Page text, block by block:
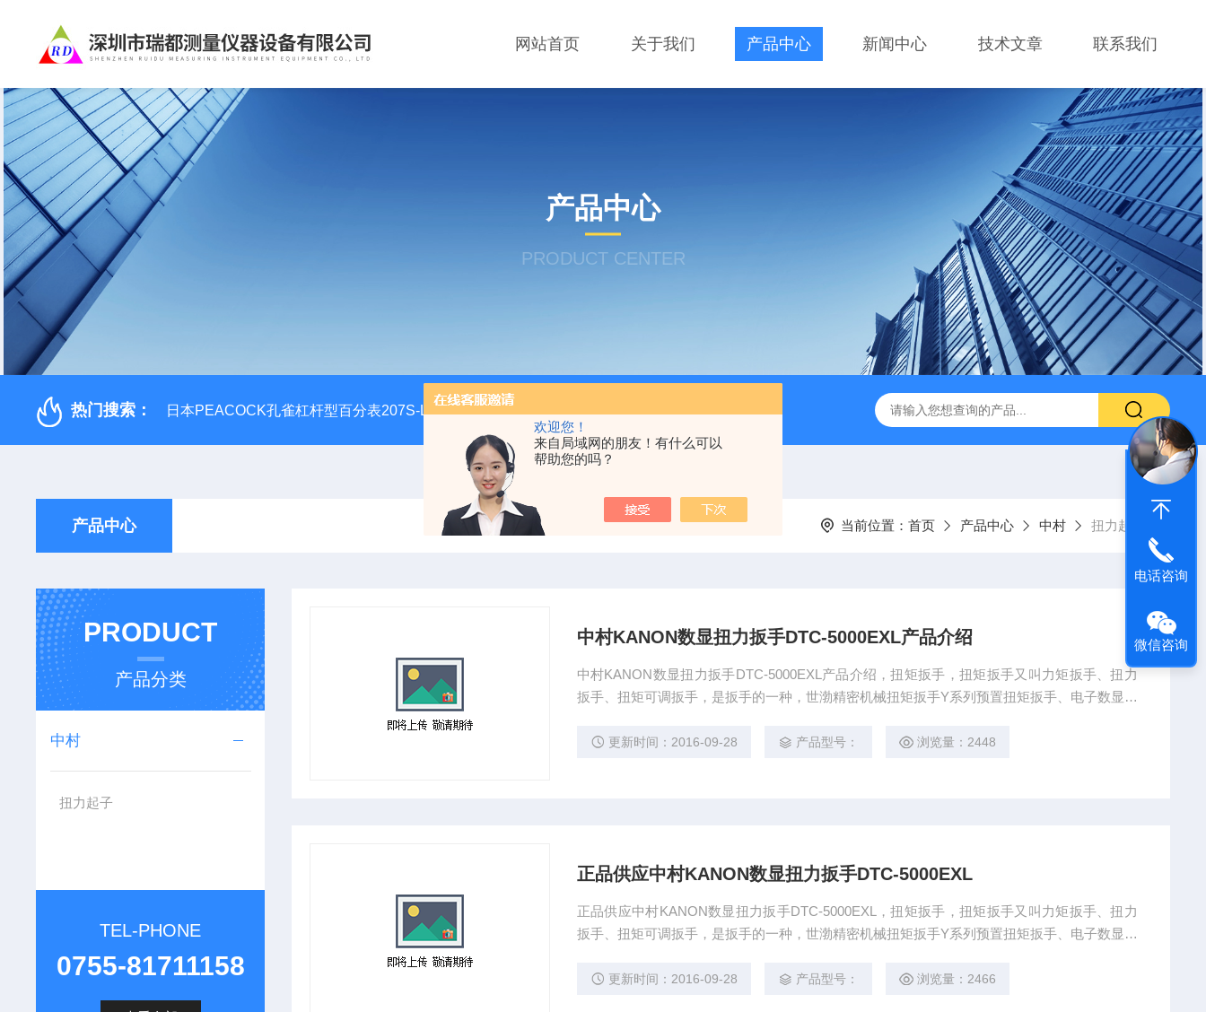
欢迎您！
来自局域网的朋友！有什么可以
帮助您的吗？
网站首页 关于我们 产品中心 新闻中心 技术文章 联系我们
产品中心
PRODUCT CENTER
热门搜索： 日本PEACOCK孔雀杠杆型百分表207S-LL现货 日本指针式PEACOCK孔雀杠杆百分表207F-T 深圳代理日本PEACOCK孔雀杠杆型百分表207 供应日本
产品中心 当前位置： 首页 产品中心 中村 扭力起子
PRODUCT
产品分类
中村
扭力起子
TEL-PHONE
0755-81711158
中村KANON数显扭力扳手DTC-5000EXL产品介绍
中村KANON数显扭力扳手DTC-5000EXL产品介绍，扭矩扳手，扭矩扳手又叫力矩扳手、扭力
扳手、扭矩可调扳手，是扳手的一种，世渤精密机械扭矩扳手Y系列预置扭矩扳手、电子数显扭
更新时间：2016-09-28 产品型号： 浏览量：2448
正品供应中村KANON数显扭力扳手DTC-5000EXL
正品供应中村KANON数显扭力扳手DTC-5000EXL，扭矩扳手，扭矩扳手又叫力矩扳手、扭力
扳手、扭矩可调扳手，是扳手的一种，世渤精密机械扭矩扳手Y系列预置扭矩扳手、电子数显扭
更新时间：2016-09-28 产品型号： 浏览量：2466
电话咨询
微信咨询